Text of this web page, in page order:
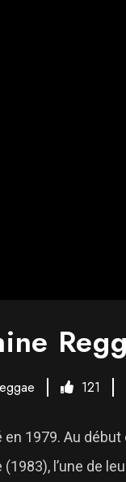
121
1979. Au
l’une de